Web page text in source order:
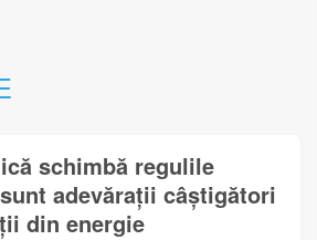
schimbă regulile
adevărații câștigători
din energie